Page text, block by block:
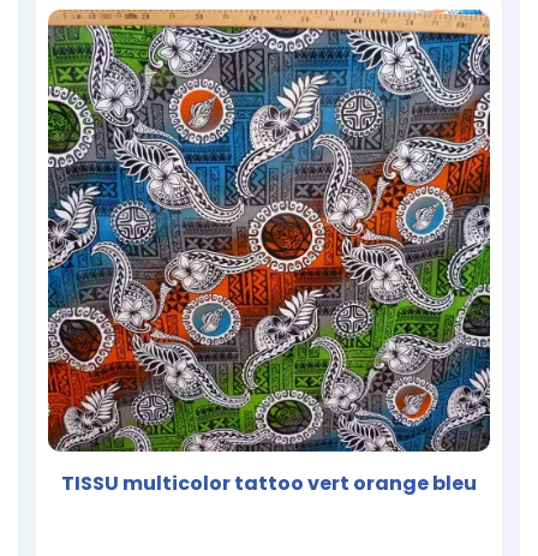
TISSU multicolor tattoo vert orange bleu